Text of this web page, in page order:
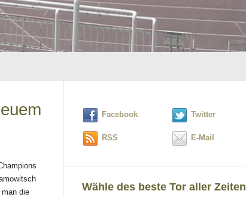
die
Facebook Twitter
RSS E-Mail
Wähle des beste Tor aller Zeiten